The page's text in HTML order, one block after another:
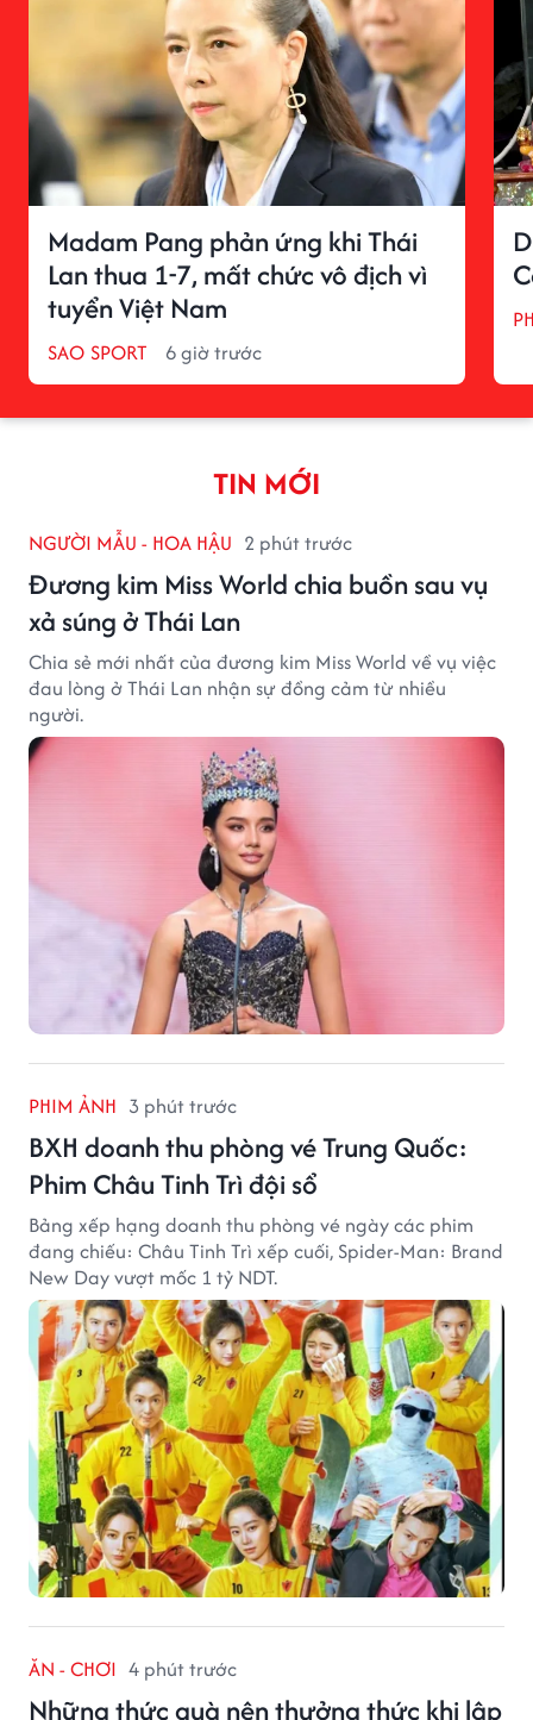
Madam Pang phản ứng khi Thái
Lan thua 1-7, mất chức vô địch vì
tuyển Việt Nam
SAO SPORT 6 giờ trước
TIN MỚI
NGƯỜI MẪU - HOA HẬU 2 phút trước
Đương kim Miss World chia buồn sau vụ
xả súng ở Thái Lan
Chia sẻ mới nhất của đương kim Miss World về vụ việc
đau lòng ở Thái Lan nhận sự đồng cảm từ nhiều
người.
PHIM ẢNH 3 phút trước
BXH doanh thu phòng vé Trung Quốc:
Phim Châu Tinh Trì đội sổ
Bảng xếp hạng doanh thu phòng vé ngày các phim
đang chiếu: Châu Tinh Trì xếp cuối, Spider-Man: Brand
New Day vượt mốc 1 tỷ NDT.
ĂN - CHƠI 4 phút trước
Những thức quà nên thưởng thức khi lập